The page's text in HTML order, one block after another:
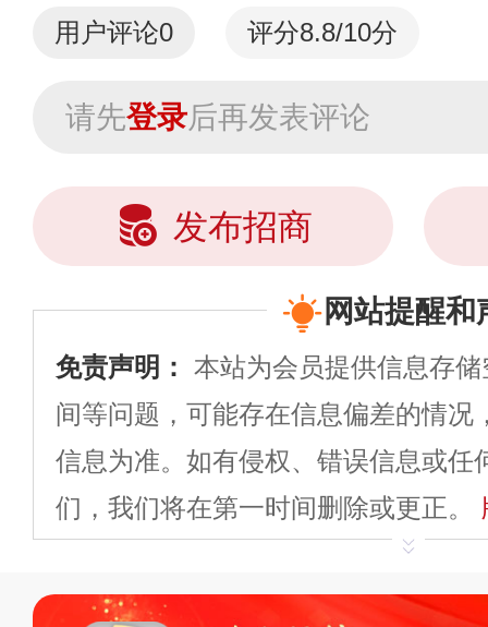
用户评论0 评分8.8/10分
请先登录后再发表评论
发布招商
网站提醒和
免责声明： 本站为会员提供信息存
间等问题，可能存在信息偏差的情况
信息为准。如有侵权、错误信息或任
们，我们将在第一时间删除或更正。
平台自有内容（文字
标、LOGO 等）知识产权归本站所